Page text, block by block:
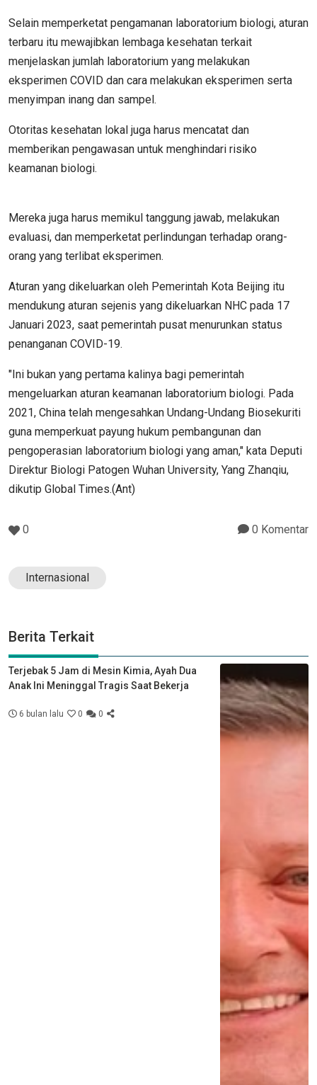
Selain memperketat pengamanan laboratorium biologi, aturan
terbaru itu mewajibkan lembaga kesehatan terkait
menjelaskan jumlah laboratorium yang melakukan
eksperimen COVID dan cara melakukan eksperimen serta
menyimpan inang dan sampel.
Otoritas kesehatan lokal juga harus mencatat dan
memberikan pengawasan untuk menghindari risiko
keamanan biologi.
Mereka juga harus memikul tanggung jawab, melakukan
evaluasi, dan memperketat perlindungan terhadap orang-
orang yang terlibat eksperimen.
Aturan yang dikeluarkan oleh Pemerintah Kota Beijing itu
mendukung aturan sejenis yang dikeluarkan NHC pada 17
Januari 2023, saat pemerintah pusat menurunkan status
penanganan COVID-19.
"Ini bukan yang pertama kalinya bagi pemerintah
mengeluarkan aturan keamanan laboratorium biologi. Pada
2021, China telah mengesahkan Undang-Undang Biosekuriti
guna memperkuat payung hukum pembangunan dan
pengoperasian laboratorium biologi yang aman," kata Deputi
Direktur Biologi Patogen Wuhan University, Yang Zhanqiu,
dikutip Global Times.(Ant)
0 0 Komentar
Internasional
Berita Terkait
Terjebak 5 Jam di Mesin Kimia, Ayah Dua
Anak Ini Meninggal Tragis Saat Bekerja
6 bulan lalu 0 0